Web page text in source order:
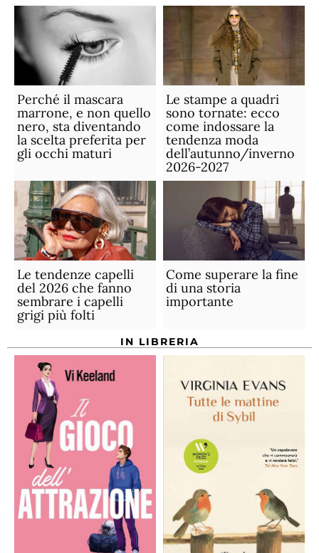
Perché il mascara
marrone, e non quello
nero, sta diventando
la scelta preferita per
gli occhi maturi
Le stampe a quadri
sono tornate: ecco
come indossare la
tendenza moda
dell’autunno/inverno
2026-2027
Le tendenze capelli
del 2026 che fanno
sembrare i capelli
grigi più folti
Come superare la fine
di una storia
importante
IN LIBRERIA